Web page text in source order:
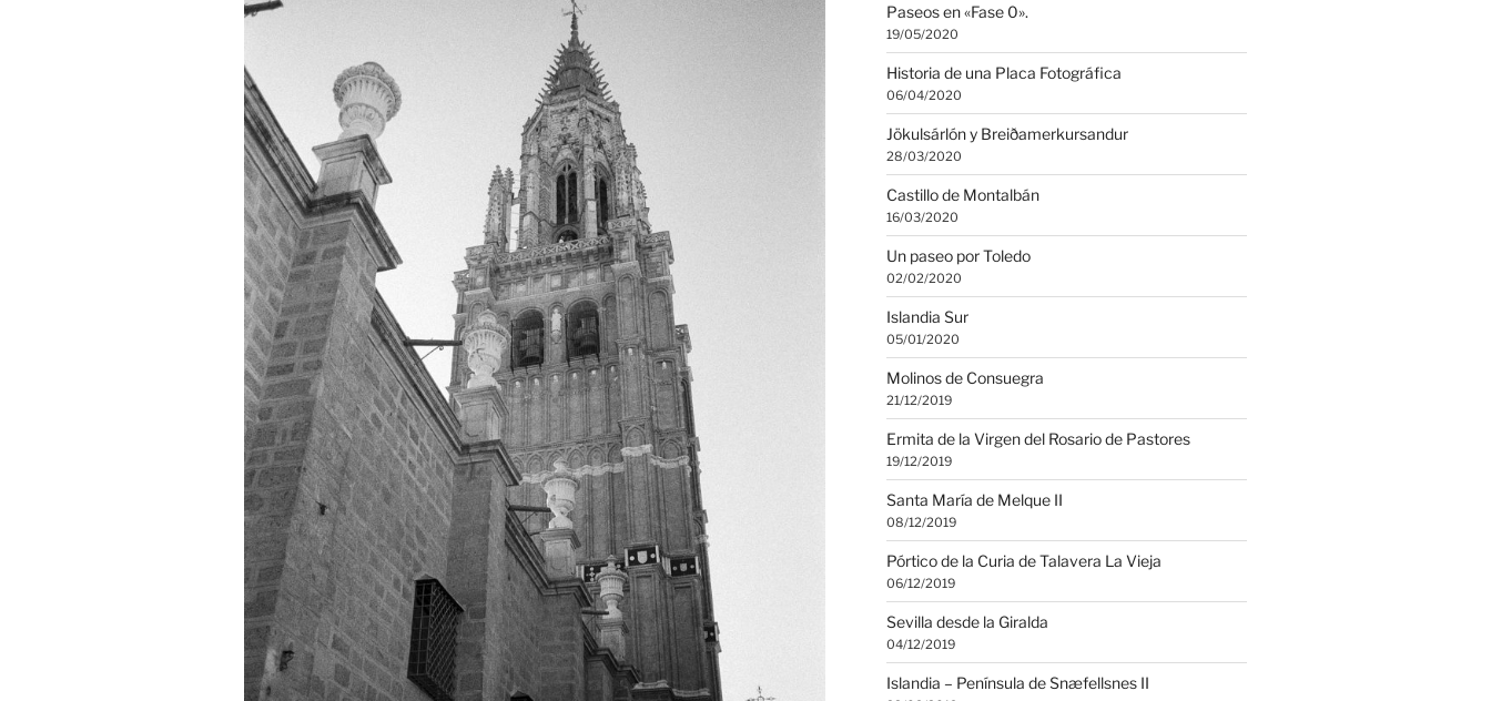
Paseos en «Fase 0».
19/05/2020
Historia de una Placa Fotográfica
06/04/2020
Jökulsárlón y Breiðamerkursandur
28/03/2020
Castillo de Montalbán
16/03/2020
Un paseo por Toledo
02/02/2020
Islandia Sur
05/01/2020
Molinos de Consuegra
21/12/2019
Ermita de la Virgen del Rosario de Pastores
19/12/2019
Santa María de Melque II
08/12/2019
Pórtico de la Curia de Talavera La Vieja
06/12/2019
Sevilla desde la Giralda
04/12/2019
Islandia – Península de Snæfellsnes II